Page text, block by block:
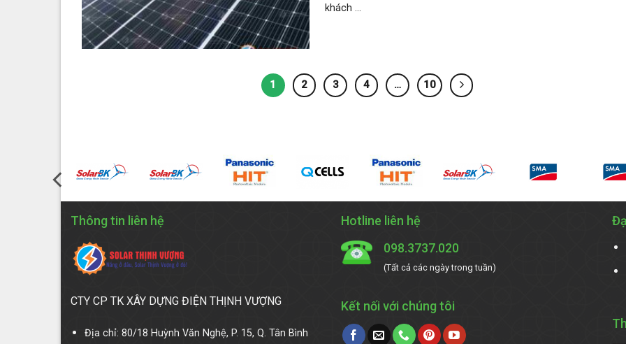
khách ...
1 2 3 4 … 10
Thông tin liên hệ
CTY CP TK XÂY DỰNG ĐIỆN THỊNH VƯỢNG
Địa chỉ: 80/18 Huỳnh Văn Nghệ, P. 15, Q. Tân Bình
Hotline liên hệ
098.3737.020
(Tất cả các ngày trong tuần)
Kết nối với chúng tôi